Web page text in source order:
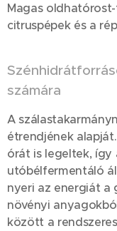
Magas
citruspépek és a
számára
A
étrendjének
órát is legeltek, így
utóbélfermentáló
nyeri az energiát a
növényi
között a